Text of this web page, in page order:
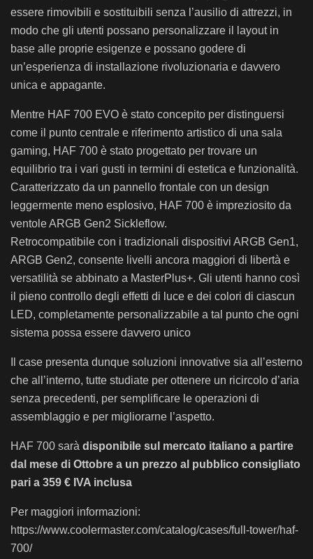
essere rimovibili e sostituibili senza l’ausilio di attrezzi, in
modo che gli utenti possano personalizzare il layout in
base alle proprie esigenze e possano godere di
un’esperienza di installazione rivoluzionaria e davvero
unica e appagante.
Mentre HAF 700 EVO è stato concepito per distinguersi
come il punto centrale e riferimento artistico di una sala
gaming, HAF 700 è stato progettato per trovare un
equilibrio tra i vari gusti in termini di estetica e funzionalità.
Caratterizzato da un pannello frontale con un design
leggermente meno esplosivo, HAF 700 è impreziosito da
ventole ARGB Gen2 Sickleflow.
Retrocompatibile con i tradizionali dispositivi ARGB Gen1,
ARGB Gen2, consente livelli ancora maggiori di libertà e
versatilità se abbinato a MasterPlus+. Gli utenti hanno così
il pieno controllo degli effetti di luce e dei colori di ciascun
LED, completamente personalizzabile a tal punto che ogni
sistema possa essere davvero unico
Il case presenta dunque soluzioni innovative sia all’esterno
che all’interno, tutte studiate per ottenere un ricircolo d’aria
senza precedenti, per semplificare le operazioni di
assemblaggio e per migliorarne l’aspetto.
HAF 700 sarà disponibile sul mercato italiano a partire
dal mese di Ottobre a un prezzo al pubblico consigliato
pari a 359 € IVA inclusa
Per maggiori informazioni:
https://www.coolermaster.com/catalog/cases/full-tower/haf-
700/